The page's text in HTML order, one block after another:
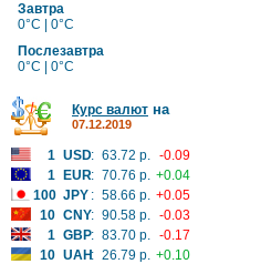
Завтра
0°C | 0°C
Послезавтра
0°C | 0°C
Курс валют на
07.12.2019
1 USD: 63.72 р. -0.09
1
EUR: 70.76 р. +0.04
100 JPY : 58.66 р. +0.05
10 CNY: 90.58 р. -0.03
1 GBP: 83.70 р. -0.17
10 UAH: 26.79 р. +0.10